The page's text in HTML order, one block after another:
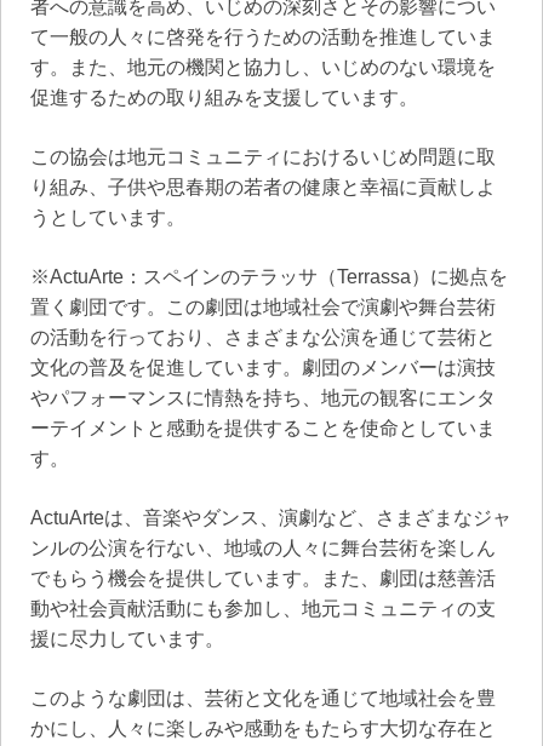
者への意識を高め、いじめの深刻さとその影響につい
て一般の人々に啓発を行うための活動を推進していま
す。また、地元の機関と協力し、いじめのない環境を
促進するための取り組みを支援しています。
この協会は地元コミュニティにおけるいじめ問題に取
り組み、子供や思春期の若者の健康と幸福に貢献しよ
うとしています。
※ActuArte：スペインのテラッサ（Terrassa）に拠点を
置く劇団です。この劇団は地域社会で演劇や舞台芸術
の活動を行っており、さまざまな公演を通じて芸術と
文化の普及を促進しています。劇団のメンバーは演技
やパフォーマンスに情熱を持ち、地元の観客にエンタ
ーテイメントと感動を提供することを使命としていま
す。
ActuArteは、音楽やダンス、演劇など、さまざまなジャ
ンルの公演を行ない、地域の人々に舞台芸術を楽しん
でもらう機会を提供しています。また、劇団は慈善活
動や社会貢献活動にも参加し、地元コミュニティの支
援に尽力しています。
このような劇団は、芸術と文化を通じて地域社会を豊
かにし、人々に楽しみや感動をもたらす大切な存在と